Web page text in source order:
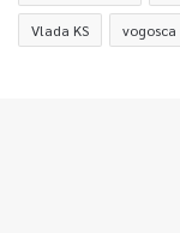
Vlada KS vogosca